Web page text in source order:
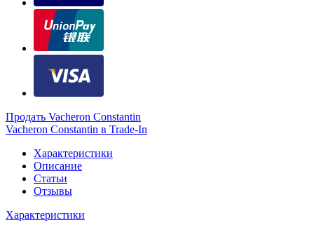
Продать Vacheron Constantin
Vacheron Constantin в Trade-In
Характеристики
Описание
Статьи
Отзывы
Характеристики